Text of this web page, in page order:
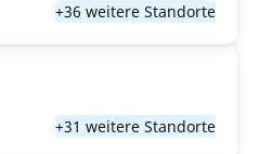
+36 weitere Standorte
+31 weitere Standorte